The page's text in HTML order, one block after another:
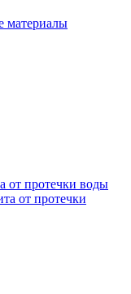
материалы
от протечки воды
от протечки